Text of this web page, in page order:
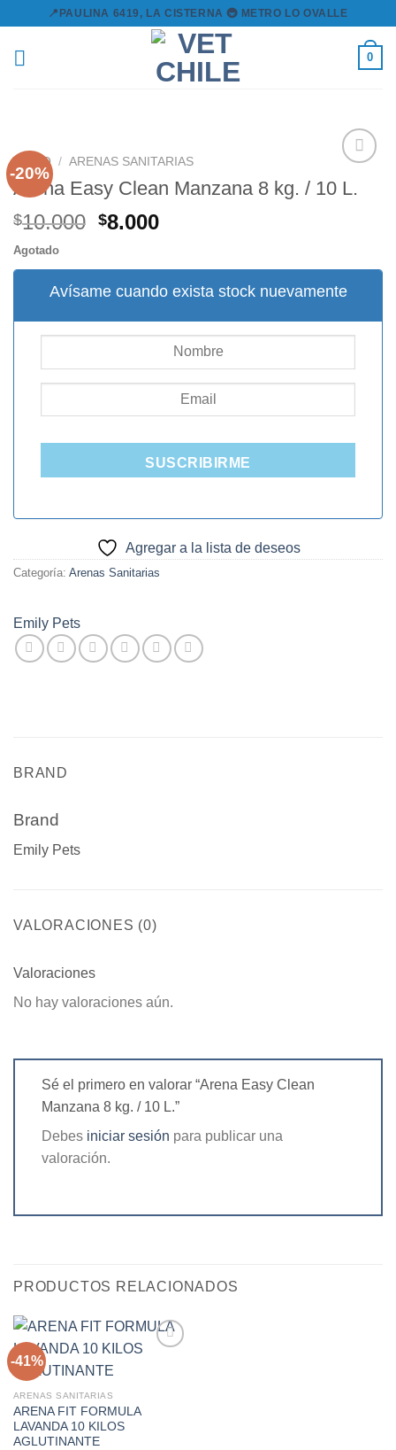
content
📍PAULINA 6419, LA CISTERNA 🚇 METRO LO OVALLE
0
-20%
INICIO / ARENAS SANITARIAS
Arena Easy Clean Manzana 8 kg. / 10 L.
$10.000 El
original
era:
$8.000El
actual
es:
Agotado
Avísame cuando exista stock nuevamente
SUSCRIBIRME
Agregar a la lista de deseos
Categoría: Arenas Sanitarias
Emily Pets
BRAND
Brand
Emily Pets
VALORACIONES (0)
Valoraciones
No hay valoraciones aún.
Sé el primero en valorar “Arena Easy Clean
Manzana 8 kg. / 10 L.”
Debes iniciar sesión para publicar una
valoración.
PRODUCTOS RELACIONADOS
-41%
ARENAS SANITARIAS
ARENA FIT FORMULA
LAVANDA 10 KILOS
AGLUTINANTE